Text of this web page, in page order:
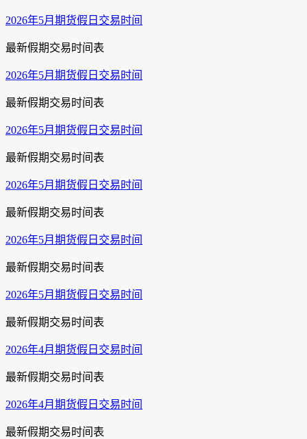
2026年5月期货假日交易时间
最新假期交易时间表
2026年5月期货假日交易时间
最新假期交易时间表
2026年5月期货假日交易时间
最新假期交易时间表
2026年5月期货假日交易时间
最新假期交易时间表
2026年5月期货假日交易时间
最新假期交易时间表
2026年5月期货假日交易时间
最新假期交易时间表
2026年4月期货假日交易时间
最新假期交易时间表
2026年4月期货假日交易时间
最新假期交易时间表